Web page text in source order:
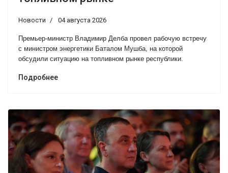
Новости 04 августа 2026
Премьер-министр Владимир Делба провел рабочую встречу
с министром энергетики Баталом Мушба, на которой
обсудили ситуацию на топливном рынке республики.
Подробнее